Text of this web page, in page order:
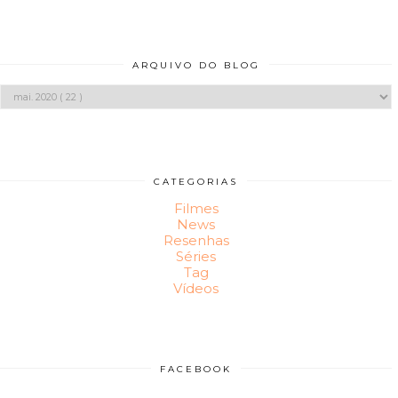
ARQUIVO DO BLOG
CATEGORIAS
Filmes
News
Resenhas
Séries
Tag
Vídeos
FACEBOOK